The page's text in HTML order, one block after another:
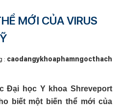
MỚI CỦA VIRUS
: caodangykhoaphamngocthach
Đại học Y khoa Shreveport
biết một biến thể mới của